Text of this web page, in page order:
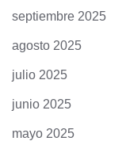
septiembre 2025
agosto 2025
julio 2025
junio 2025
mayo 2025